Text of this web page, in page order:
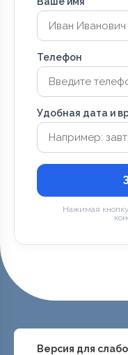
Телефон
Удобная дата и
Нажимая
Версия для